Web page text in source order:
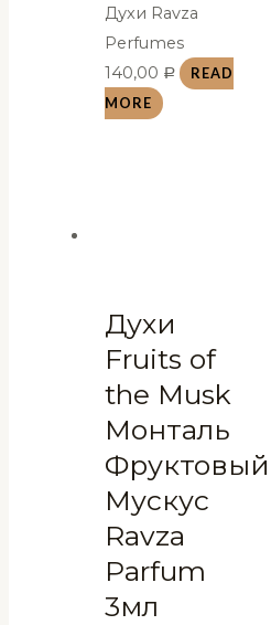
Духи Ravza
Perfumes
140,00 Р
READ
MORE
Духи
Fruits of
the Musk
Монталь
Фруктовый
Мускус
Ravza
Parfum
3мл